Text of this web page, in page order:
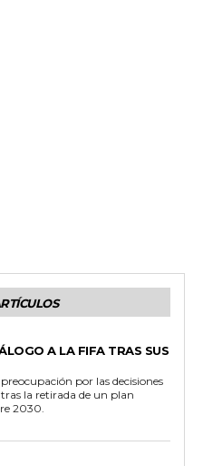
A LA FIFA TRAS SUS
por las decisiones
la retirada de un plan
2030.